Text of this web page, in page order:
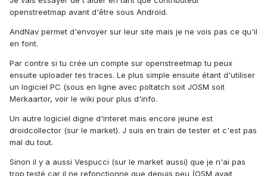
openstreetmap avant d'être sous Android.
AndNav permet d'envoyer sur leur site mais je ne vois pas ce qu'il
en font.
Par contre si tu crée un compte sur openstreetmap tu peux
ensuite uploader tes traces. Le plus simple ensuite étant d'utiliser
un logiciel PC (sous en ligne avec poltatch soit JOSM soit
Merkaartor, voir le wiki pour plus d'info.
Un autre logiciel digne d'interet mais encore jeune est
droidcollector (sur le market). J suis en train de tester et c'est pas
mal du tout.
Sinon il y a aussi Vespucci (sur le market aussi) que je n'ai pas
trop testé car il ne refonctionne que depuis peu (OSM avait